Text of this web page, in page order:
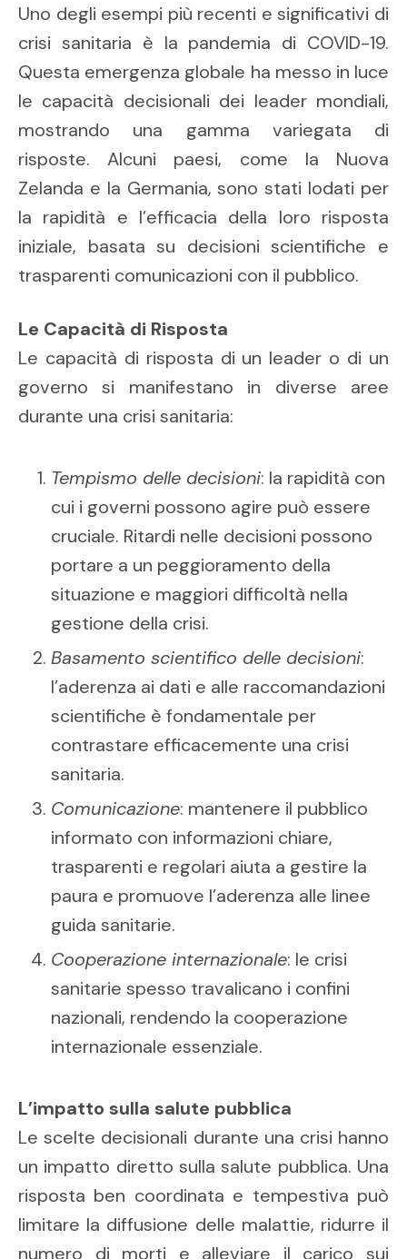
Uno degli esempi più recenti e significativi di
crisi sanitaria è la pandemia di COVID-19.
Questa emergenza globale ha messo in luce
le capacità decisionali dei leader mondiali,
mostrando una gamma variegata di
risposte. Alcuni paesi, come la Nuova
Zelanda e la Germania, sono stati lodati per
la rapidità e l’efficacia della loro risposta
iniziale, basata su decisioni scientifiche e
trasparenti comunicazioni con il pubblico.
Le Capacità di Risposta
Le capacità di risposta di un leader o di un
governo si manifestano in diverse aree
durante una crisi sanitaria:
Tempismo delle decisioni: la rapidità con
cui i governi possono agire può essere
cruciale. Ritardi nelle decisioni possono
portare a un peggioramento della
situazione e maggiori difficoltà nella
gestione della crisi.
Basamento scientifico delle decisioni:
l’aderenza ai dati e alle raccomandazioni
scientifiche è fondamentale per
contrastare efficacemente una crisi
sanitaria.
Comunicazione: mantenere il pubblico
informato con informazioni chiare,
trasparenti e regolari aiuta a gestire la
paura e promuove l’aderenza alle linee
guida sanitarie.
Cooperazione internazionale: le crisi
sanitarie spesso travalicano i confini
nazionali, rendendo la cooperazione
internazionale essenziale.
L’impatto sulla salute pubblica
Le scelte decisionali durante una crisi hanno
un impatto diretto sulla salute pubblica. Una
risposta ben coordinata e tempestiva può
limitare la diffusione delle malattie, ridurre il
numero di morti e alleviare il carico sui